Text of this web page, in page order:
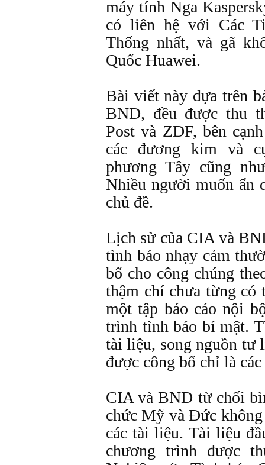
máy tính Nga
có liên hệ với Các
Thống nhất, và gã
Quốc Huawei.
Bài viết này dựa trên
BND, đều được thu
Post và ZDF, bên
các đương kim và
phương Tây cũng
Nhiều người muốn ẩn
chủ đề.
Lịch sử của CIA và
tình báo nhạy cảm
bố cho công chúng
thậm chí chưa từng có
một tập báo cáo nội
trình tình báo bí mật.
tài liệu, song nguồn tư
được công bố chỉ là
CIA và BND từ chối
chức Mỹ và Đức không
các tài liệu. Tài liệu
chương trình được